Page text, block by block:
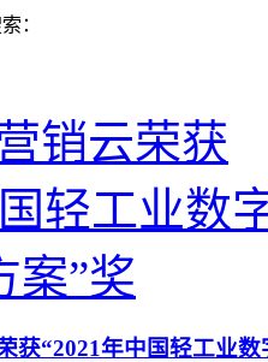
：
获“2021年中国轻工业